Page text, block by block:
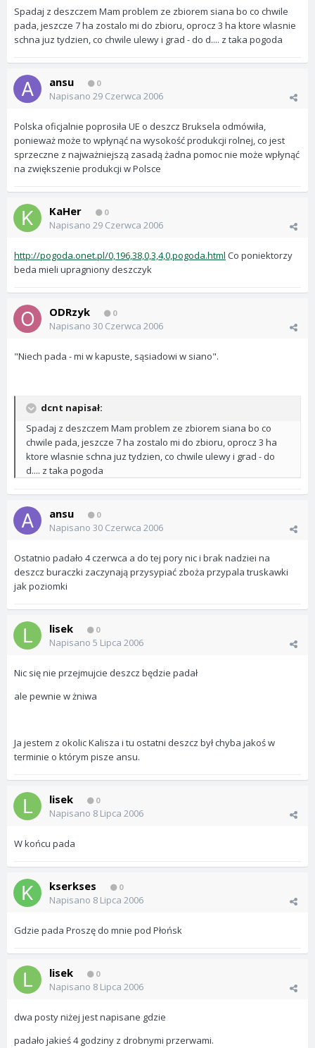
Spadaj z deszczem Mam problem ze zbiorem siana bo co chwile
pada, jeszcze 7 ha zostalo mi do zbioru, oprocz 3 ha ktore wlasnie
schna juz tydzien, co chwile ulewy i grad - do d.... z taka pogoda
ansu 0
Napisano 29 Czerwca 2006
Polska oficjalnie poprosiła UE o deszcz Bruksela odmówiła,
ponieważ może to wpłynąć na wysokość produkcji rolnej, co jest
sprzeczne z najważniejszą zasadą żadna pomoc nie może wpłynąć
na zwiększenie produkcji w Polsce
KaHer 0
Napisano 29 Czerwca 2006
http://pogoda.onet.pl/0,196,38,0,3,4,0,pogoda.html Co poniektorzy
beda mieli upragniony deszczyk
ODRzyk 0
Napisano 30 Czerwca 2006
"Niech pada - mi w kapuste, sąsiadowi w siano".
dcnt napisał:
Spadaj z deszczem Mam problem ze zbiorem siana bo co
chwile pada, jeszcze 7 ha zostalo mi do zbioru, oprocz 3 ha
ktore wlasnie schna juz tydzien, co chwile ulewy i grad - do
d.... z taka pogoda
ansu 0
Napisano 30 Czerwca 2006
Ostatnio padało 4 czerwca a do tej pory nic i brak nadziei na
deszcz buraczki zaczynają przysypiać zboża przypala truskawki
jak poziomki
lisek 0
Napisano 5 Lipca 2006
Nic się nie przejmujcie deszcz będzie padał
ale pewnie w żniwa
Ja jestem z okolic Kalisza i tu ostatni deszcz był chyba jakoś w
terminie o którym pisze ansu.
lisek 0
Napisano 8 Lipca 2006
W końcu pada
kserkses 0
Napisano 8 Lipca 2006
Gdzie pada Proszę do mnie pod Płońsk
lisek 0
Napisano 8 Lipca 2006
dwa posty niżej jest napisane gdzie
padało jakieś 4 godziny z drobnymi przerwami.